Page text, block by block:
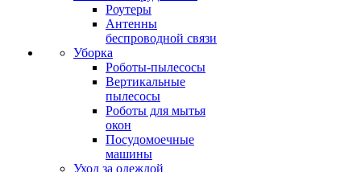
Роутеры
Антенны
беспроводной связи
Уборка
Роботы-пылесосы
Вертикальные
пылесосы
Роботы для мытья
окон
Посудомоечные
машины
Уход за одеждой